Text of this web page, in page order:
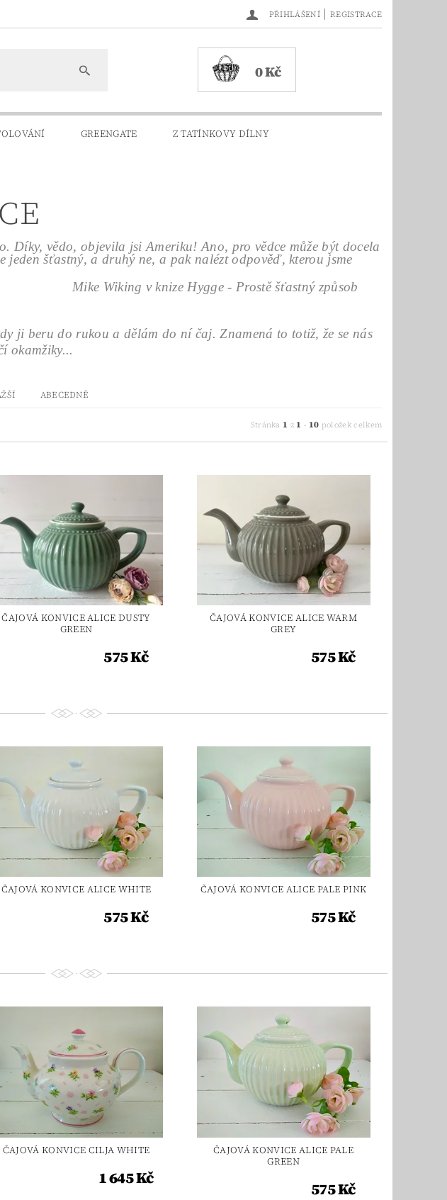
PŘIHLÁŠENÍ | REGISTRACE
0 Kč
GREENGATE Z TATÍNKOVY DÍLNY
Díky, vědo, objevila jsi Ameriku! Ano, pro vědce může být docela
šťastný, a druhý ne, a pak nalézt odpověď, kterou jsme
Hygge - Prostě šťastný způsob
ji beru do rukou a dělám do ní čaj. Znamená to totiž, že se nás
okamžiky...
ABECEDNĚ
Stránka 1 z 1 - 10 položek celkem
ČAJOVÁ KONVICE ALICE DUSTY
GREEN
575 Kč
ČAJOVÁ KONVICE ALICE WARM
GREY
575 Kč
ČAJOVÁ KONVICE ALICE WHITE
575 Kč
ČAJOVÁ KONVICE ALICE PALE PINK
575 Kč
ČAJOVÁ KONVICE CILJA WHITE
1 645 Kč
ČAJOVÁ KONVICE ALICE PALE
GREEN
575 Kč